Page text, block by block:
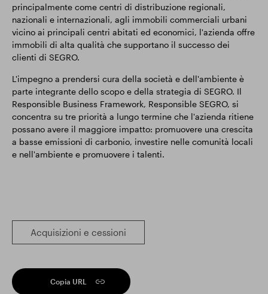
principalmente come centri di distribuzione regionali,
nazionali e internazionali, agli immobili commerciali urbani
vicino ai principali centri abitati ed economici, l'azienda offre
immobili di alta qualità che supportano il successo dei
clienti di SEGRO.
L'impegno a prendersi cura della società e dell'ambiente è
parte integrante dello scopo e della strategia di SEGRO. Il
Responsible Business Framework, Responsible SEGRO, si
concentra su tre priorità a lungo termine che l'azienda ritiene
possano avere il maggiore impatto: promuovere una crescita
a basse emissioni di carbonio, investire nelle comunità locali
e nell'ambiente e promuovere i talenti.
Acquisizioni e cessioni
Copia URL